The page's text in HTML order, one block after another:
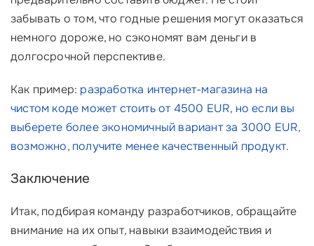
забывать о том, что годные решения могут оказаться
немного дороже, но сэкономят вам деньги в
долгосрочной перспективе.
Как пример: разработка интернет-магазина на
чистом коде может стоить от 4500 EUR, но если вы
выберете более экономичный вариант за 3000 EUR,
возможно, получите менее качественный продукт.
Заключение
Итак, подбирая команду разработчиков, обращайте
внимание на их опыт, навыки взаимодействия и